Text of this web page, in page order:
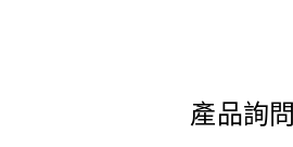
產品詢問